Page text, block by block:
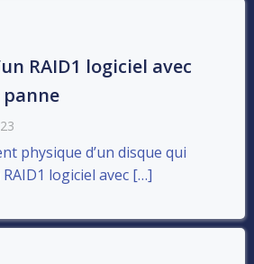
RAID1 logiciel avec
physique d’un disque qui
logiciel avec […]